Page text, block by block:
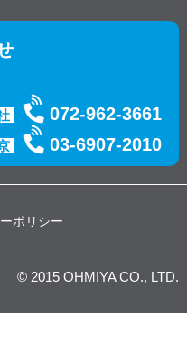
072-962-3661
03-6907-2010
ポリシー
© 2015 OHMIYA CO., LTD.